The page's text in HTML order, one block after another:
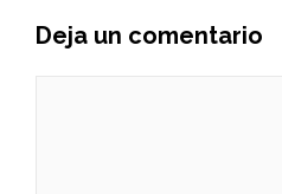
Deja un comentario